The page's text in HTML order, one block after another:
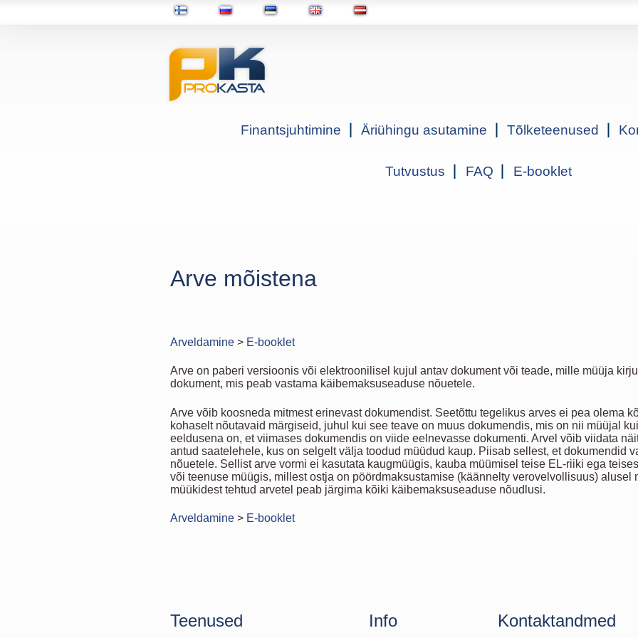
Finantsjuhtimine Äriühingu asutamine Tõlketeenused
Tutvustus FAQ E-booklet
Arve mõistena
Arveldamine> E-booklet
Arve on paberi versioonis või elektroonilisel kujul antav dokument või teade, mille müüja
dokument, mis peab vastama käibemaksuseaduse nõuetele.
Arve võib koosneda mitmest erinevast dokumendist. Seetõttu tegelikus arves ei pea olema
kohaselt nõutavaid märgiseid, juhul kui see teave on muus dokumendis, mis on nii müüjal
eeldusena on, et viimases dokumendis on viide eelnevasse dokumenti. Arvel võib viidata
antud saatelehele, kus on selgelt välja toodud müüdud kaup. Piisab sellest, et dokumendid
nõuetele. Sellist arve vormi ei kasutata kaugmüügis, kauba müümisel teise EL-riiki ega
või teenuse müügis, millest ostja on pöördmaksustamise (käännelty verovelvollisuus) alusel
müükidest tehtud arvetel peab järgima kõiki käibemaksuseaduse nõudlusi.
Arveldamine> E-booklet
Teenused Info Kontaktandmed